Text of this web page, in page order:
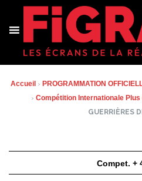
contenu
Accueil › PROGRAMMATION
› Compétition Internationale Plus
GUERRIÈRES
Compet. +